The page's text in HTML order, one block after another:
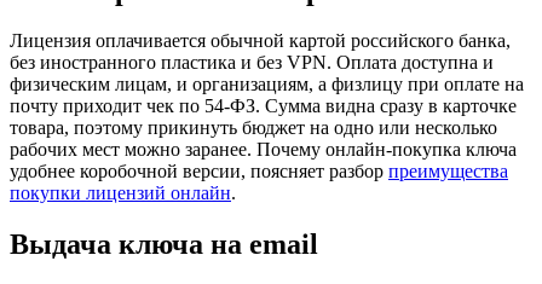
Лицензия оплачивается обычной картой российского банка,
без иностранного пластика и без VPN. Оплата доступна и
физическим лицам, и организациям, а физлицу при оплате на
почту приходит чек по 54-ФЗ. Сумма видна сразу в карточке
товара, поэтому прикинуть бюджет на одно или несколько
рабочих мест можно заранее. Почему онлайн-покупка ключа
удобнее коробочной версии, поясняет разбор преимущества
покупки лицензий онлайн.
Выдача ключа на email